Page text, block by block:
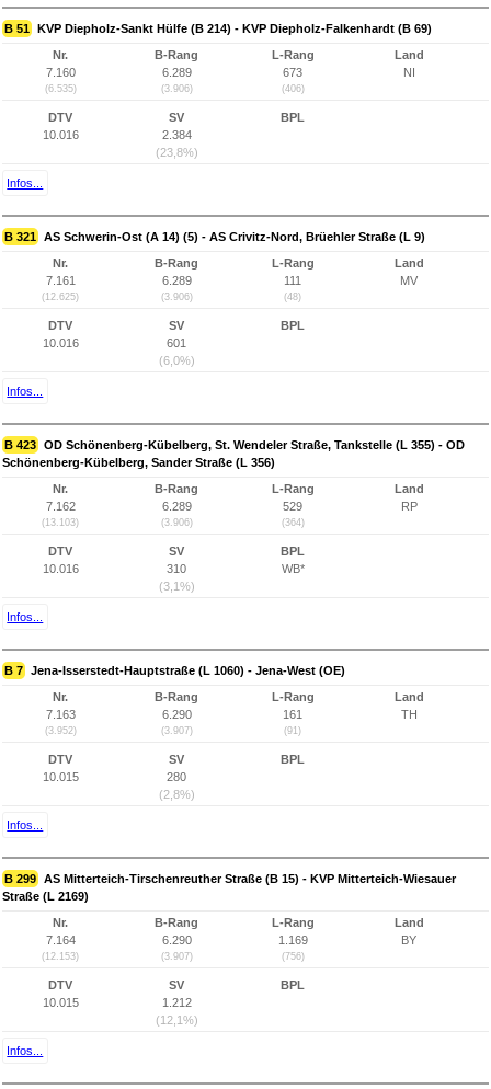
B 51 KVP Diepholz-Sankt Hülfe (B 214) - KVP Diepholz-Falkenhardt (B 69)
Nr.
7.160
(6.535)
B-Rang
6.289
(3.906)
L-Rang
673
(406)
Land
NI
DTV
10.016
SV
2.384
(23,8%)
BPL
Infos...
B 321 AS Schwerin-Ost (A 14) (5) - AS Crivitz-Nord, Brüehler Straße (L 9)
Nr.
7.161
(12.625)
B-Rang
6.289
(3.906)
L-Rang
111
(48)
Land
MV
DTV
10.016
SV
601
(6,0%)
BPL
Infos...
B 423 OD Schönenberg-Kübelberg, St. Wendeler Straße, Tankstelle (L 355) - OD
Schönenberg-Kübelberg, Sander Straße (L 356)
Nr.
7.162
(13.103)
B-Rang
6.289
(3.906)
L-Rang
529
(364)
Land
RP
DTV
10.016
SV
310
(3,1%)
BPL
WB*
Infos...
B 7 Jena-Isserstedt-Hauptstraße (L 1060) - Jena-West (OE)
Nr.
7.163
(3.952)
B-Rang
6.290
(3.907)
L-Rang
161
(91)
Land
TH
DTV
10.015
SV
280
(2,8%)
BPL
Infos...
B 299 AS Mitterteich-Tirschenreuther Straße (B 15) - KVP Mitterteich-Wiesauer
Straße (L 2169)
Nr.
7.164
(12.153)
B-Rang
6.290
(3.907)
L-Rang
1.169
(756)
Land
BY
DTV
10.015
SV
1.212
(12,1%)
BPL
Infos...